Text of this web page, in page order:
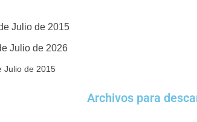
Julio de 2015
Julio de 2026
Julio de 2015
Archivos para